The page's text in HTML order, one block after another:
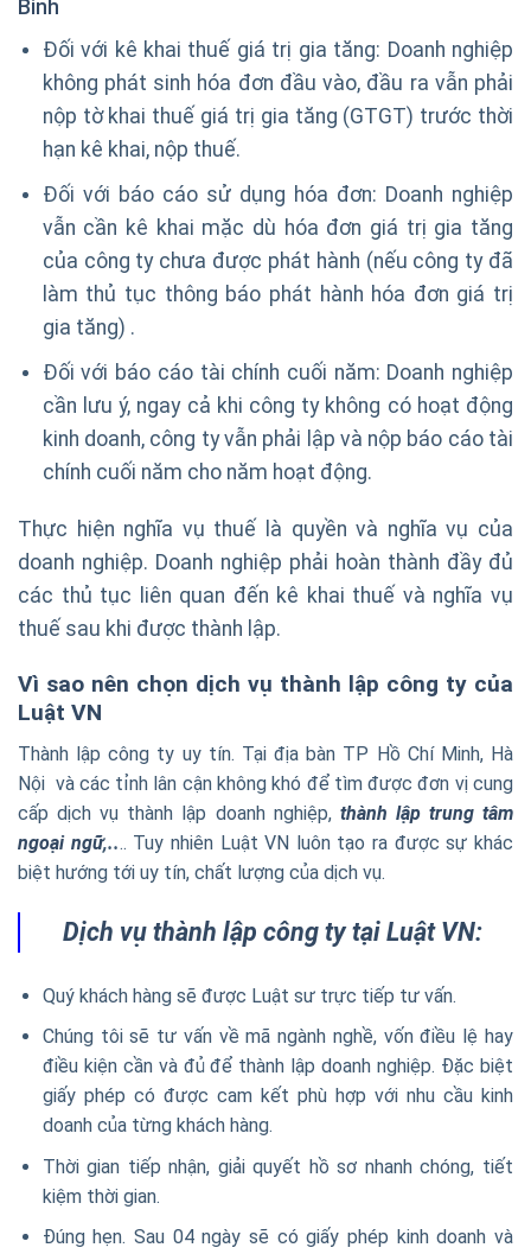
Bình
Đối với kê khai thuế giá trị gia tăng: Doanh nghiệp
không phát sinh hóa đơn đầu vào, đầu ra vẫn phải
nộp tờ khai thuế giá trị gia tăng (GTGT) trước thời
hạn kê khai, nộp thuế.
Đối với báo cáo sử dụng hóa đơn: Doanh nghiệp
vẫn cần kê khai mặc dù hóa đơn giá trị gia tăng
của công ty chưa được phát hành (nếu công ty đã
làm thủ tục thông báo phát hành hóa đơn giá trị
gia tăng) .
Đối với báo cáo tài chính cuối năm: Doanh nghiệp
cần lưu ý, ngay cả khi công ty không có hoạt động
kinh doanh, công ty vẫn phải lập và nộp báo cáo tài
chính cuối năm cho năm hoạt động.
Thực hiện nghĩa vụ thuế là quyền và nghĩa vụ của
doanh nghiệp. Doanh nghiệp phải hoàn thành đầy đủ
các thủ tục liên quan đến kê khai thuế và nghĩa vụ
thuế sau khi được thành lập.
Vì sao nên chọn dịch vụ thành lập công ty của
Luật VN
Thành lập công ty uy tín. Tại địa bàn TP Hồ Chí Minh, Hà
Nội và các tỉnh lân cận không khó để tìm được đơn vị cung
cấp dịch vụ thành lập doanh nghiệp, thành lập trung tâm
ngoại ngữ,.... Tuy nhiên Luật VN luôn tạo ra được sự khác
biệt hướng tới uy tín, chất lượng của dịch vụ.
Dịch vụ thành lập công ty tại Luật VN:
Quý khách hàng sẽ được Luật sư trực tiếp tư vấn.
Chúng tôi sẽ tư vấn về mã ngành nghề, vốn điều lệ hay
điều kiện cần và đủ để thành lập doanh nghiệp. Đặc biệt
giấy phép có được cam kết phù hợp với nhu cầu kinh
doanh của từng khách hàng.
Thời gian tiếp nhận, giải quyết hồ sơ nhanh chóng, tiết
kiệm thời gian.
Đúng hẹn. Sau 04 ngày sẽ có giấy phép kinh doanh và